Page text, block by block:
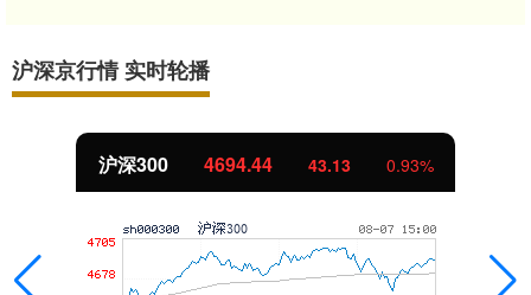
沪深京行情 实时轮播
沪深300 4694.44 43.13 0.93%